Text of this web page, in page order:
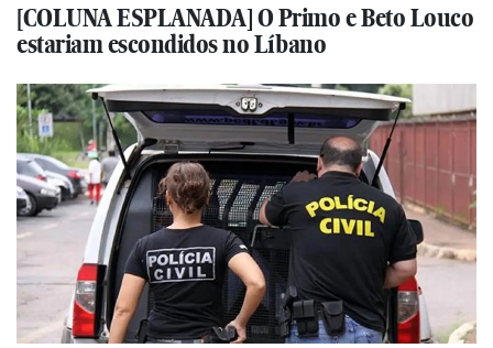
[COLUNA ESPLANADA] O Primo e Beto Louco
estariam escondidos no Líbano